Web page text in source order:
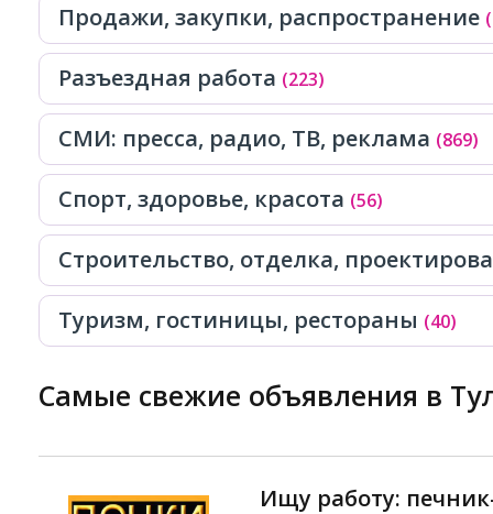
Продажи, закупки, распространение
Разъездная работа (223)
СМИ: пресса, радио, ТВ, реклама (869)
Спорт, здоровье, красота (56)
Строительство, отделка,
Туризм, гостиницы, рестораны (40)
Самые свежие объявления в
Ищу работу: